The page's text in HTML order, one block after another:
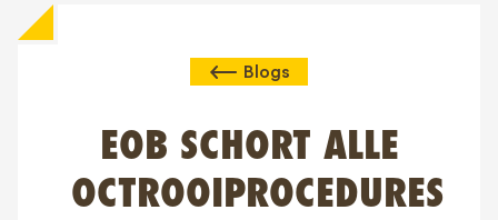
Jobs
Blogs
EOB SCHORT ALLE
OCTROOIPROCEDURES